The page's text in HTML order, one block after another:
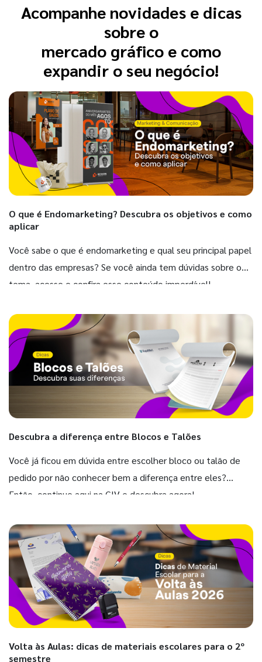
Acompanhe novidades e dicas
sobre o
mercado gráfico e como
expandir o seu negócio!
O que é Endomarketing? Descubra os objetivos e como
aplicar
Você sabe o que é endomarketing e qual seu principal papel
dentro das empresas? Se você ainda tem dúvidas sobre o
tema, acesse e confira esse conteúdo imperdível!
Descubra a diferença entre Blocos e Talões
Você já ficou em dúvida entre escolher bloco ou talão de
pedido por não conhecer bem a diferença entre eles?
Então, continue aqui na GIV e descubra agora!
Volta às Aulas: dicas de materiais escolares para o 2º
semestre